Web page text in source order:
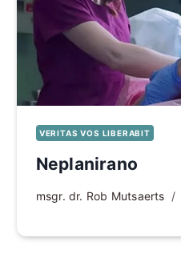
VERITAS VOS LIBERABIT
Neplanirano
msgr. dr. Rob Mutsaerts